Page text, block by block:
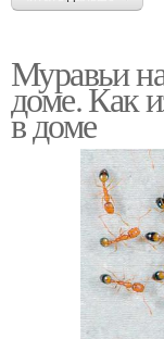
Муравьи
доме. Как
в доме